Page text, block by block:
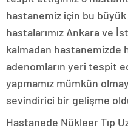
hastanemiz için bu
hastalarımız Ankara ve
kalmadan hastanemizde
adenomların yeri tespit
yapmamız mümkün
sevindirici bir gelişme
Hastanede Nükleer Tıp